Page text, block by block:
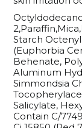
Starch
(Euphorbia
Behenate,
Aluminum
Simmondsia
Salicylate,
Contain C/